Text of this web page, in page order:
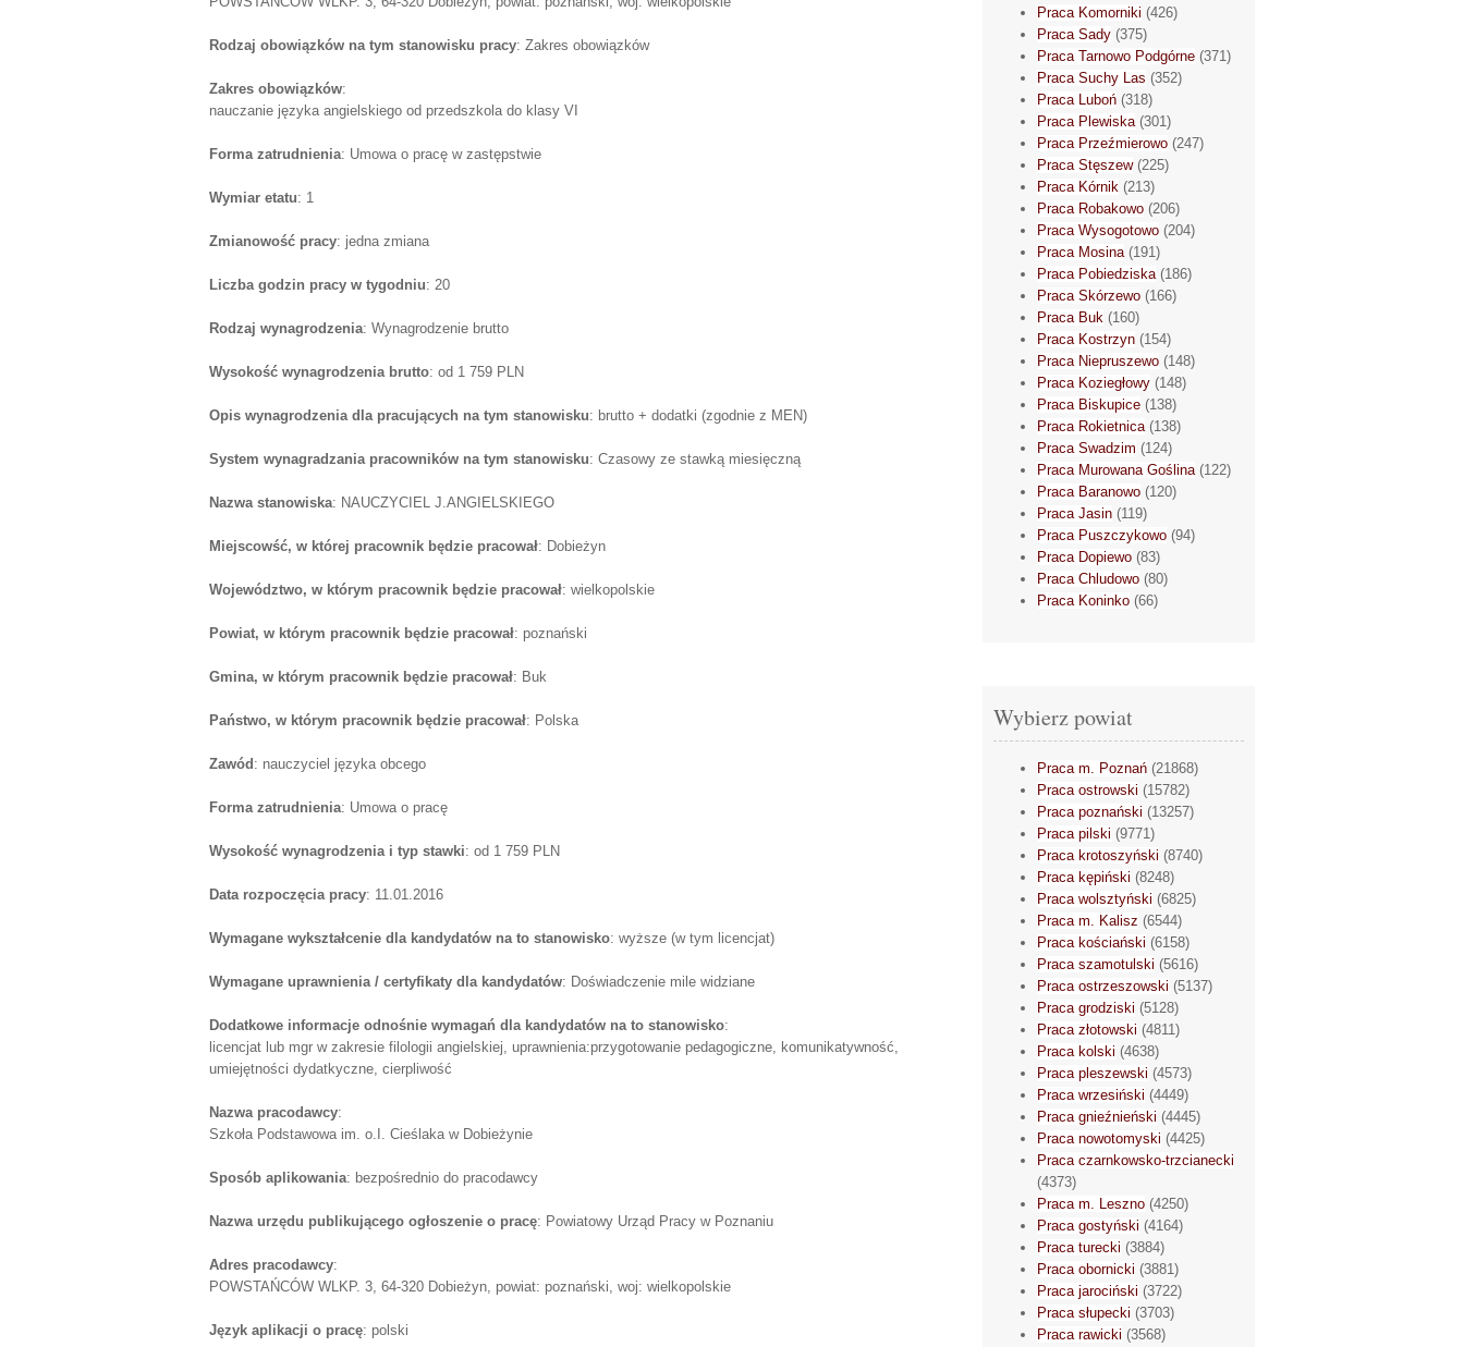
Rodzaj obowiązków na tym stanowisku pracy: Zakres obowiązków
Zakres obowiązków:
nauczanie języka angielskiego od przedszkola do klasy VI
Forma zatrudnienia: Umowa o pracę w zastępstwie
Wymiar etatu: 1
Zmianowość pracy: jedna zmiana
Liczba godzin pracy w tygodniu: 20
Rodzaj wynagrodzenia: Wynagrodzenie brutto
Wysokość wynagrodzenia brutto: od 1 759 PLN
Opis wynagrodzenia dla pracujących na tym stanowisku: brutto + dodatki (zgodnie z MEN)
System wynagradzania pracowników na tym stanowisku: Czasowy ze stawką miesięczną
Nazwa stanowiska: NAUCZYCIEL J.ANGIELSKIEGO
Miejscowść, w której pracownik będzie pracował: Dobieżyn
Województwo, w którym pracownik będzie pracował: wielkopolskie
Powiat, w którym pracownik będzie pracował: poznański
Gmina, w którym pracownik będzie pracował: Buk
Państwo, w którym pracownik będzie pracował: Polska
Zawód : nauczyciel języka obcego
Forma zatrudnienia: Umowa o pracę
Wysokość wynagrodzenia i typ stawki: od 1 759 PLN
Data rozpoczęcia pracy: 11.01.2016
Wymagane wykształcenie dla kandydatów na to stanowisko: wyższe (w tym licencjat)
Wymagane uprawnienia / certyfikaty dla kandydatów: Doświadczenie mile widziane
Dodatkowe informacje odnośnie wymagań dla kandydatów na to stanowisko:
licencjat lub mgr w zakresie filologii angielskiej, uprawnienia:przygotowanie pedagogiczne, komunikatywność,
umiejętności dydatkyczne, cierpliwość
Nazwa pracodawcy:
Szkoła Podstawowa im. o.I. Cieślaka w Dobieżynie
Sposób aplikowania: bezpośrednio do pracodawcy
Nazwa urzędu publikującego ogłoszenie o pracę: Powiatowy Urząd Pracy w Poznaniu
Adres pracodawcy:
POWSTAŃCÓW WLKP. 3, 64-320 Dobieżyn, powiat: poznański, woj: wielkopolskie
Język aplikacji o pracę: polski
Praca Komorniki (426)
Praca Sady (375)
Praca Tarnowo Podgórne (371)
Praca Suchy Las (352)
Praca Luboń (318)
Praca Plewiska(301)
Praca Przeźmierowo (247)
Praca Stęszew(225)
Praca Kórnik (213)
Praca Robakowo (206)
Praca Wysogotowo (204)
Praca Mosina(191)
Praca Pobiedziska(186)
Praca Skórzewo (166)
Praca Buk (160)
Praca Kostrzyn (154)
Praca Niepruszewo (148)
Praca Koziegłowy (148)
Praca Biskupice (138)
Praca Rokietnica(138)
Praca Swadzim (124)
Praca Murowana Goślina(122)
Praca Baranowo (120)
Praca Jasin (119)
Praca Puszczykowo (94)
Praca Dopiewo (83)
Praca Chludowo (80)
Praca Koninko (66)
Wybierz powiat
Praca m. Poznań (21868)
Praca ostrowski (15782)
Praca poznański (13257)
Praca pilski (9771)
Praca krotoszyński (8740)
Praca kępiński (8248)
Praca wolsztyński (6825)
Praca m. Kalisz (6544)
Praca kościański (6158)
Praca szamotulski (5616)
Praca ostrzeszowski (5137)
Praca grodziski (5128)
Praca złotowski (4811)
Praca kolski (4638)
Praca pleszewski (4573)
Praca wrzesiński (4449)
Praca gnieźnieński (4445)
Praca nowotomyski (4425)
Praca czarnkowsko-trzcianecki
(4373)
Praca m. Leszno (4250)
Praca gostyński (4164)
Praca turecki (3884)
Praca obornicki (3881)
Praca jarociński (3722)
Praca słupecki (3703)
Praca rawicki (3568)